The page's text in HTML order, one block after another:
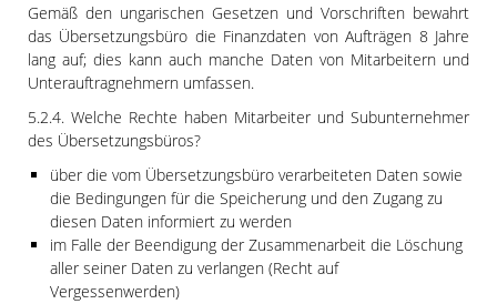
Gemäß den ungarischen Gesetzen und Vorschriften bewahrt
das Übersetzungsbüro die Finanzdaten von Aufträgen 8 Jahre
lang auf; dies kann auch manche Daten von Mitarbeitern und
Unterauftragnehmern umfassen.
5.2.4. Welche Rechte haben Mitarbeiter und Subunternehmer
des Übersetzungsbüros?
über die vom Übersetzungsbüro verarbeiteten Daten sowie
die Bedingungen für die Speicherung und den Zugang zu
diesen Daten informiert zu werden
im Falle der Beendigung der Zusammenarbeit die Löschung
aller seiner Daten zu verlangen (Recht auf
Vergessenwerden)